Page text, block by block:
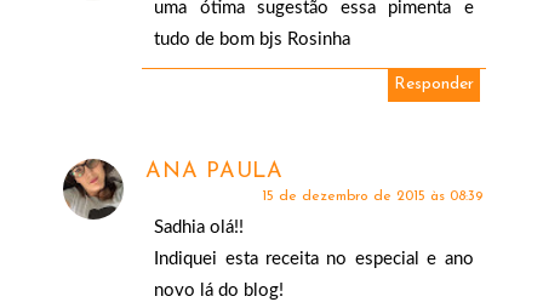
uma ótima sugestão essa pimenta e
tudo de bom bjs Rosinha
Responder
ANA PAULA
15 de dezembro de 2015 às 08:39
Sadhia olá!!
Indiquei esta receita no especial e ano
novo lá do blog!